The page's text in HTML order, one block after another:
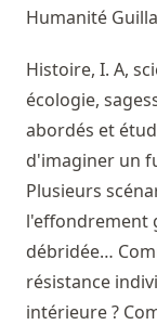
Humanité
Histoire, I. A,
écologie,
abordés et
d'imaginer un
Plusieurs
l'effondrement
débridée…
résistance
intérieure ?